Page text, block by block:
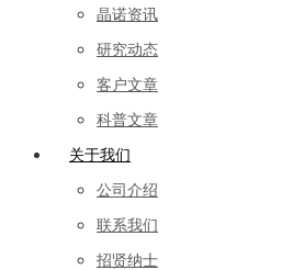
晶诺资讯
研究动态
客户文章
科普文章
关于我们
公司介绍
联系我们
招贤纳士